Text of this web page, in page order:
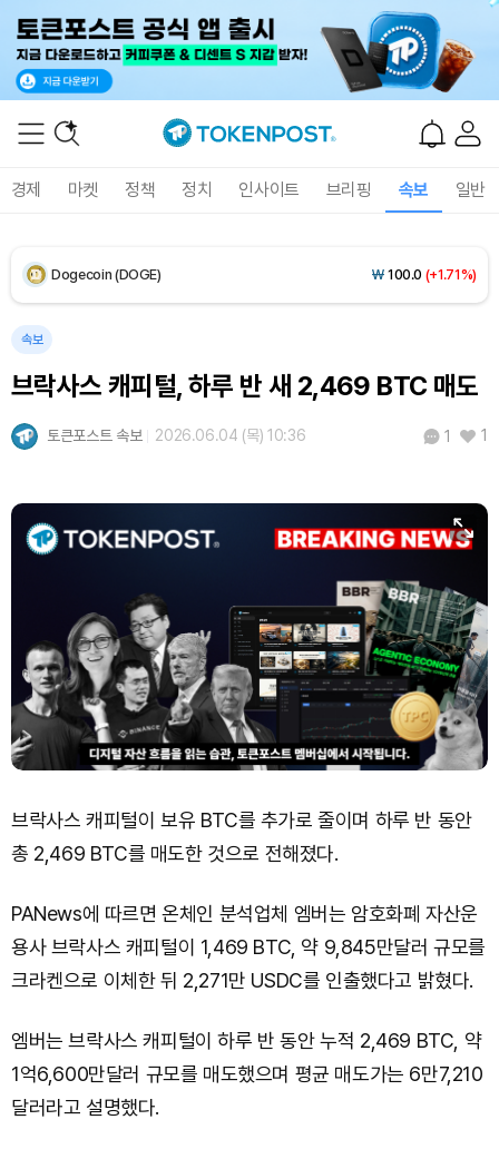
경제 마켓 정책 정치 인사이트 브리핑 속보 일반
XRP (XRP) ₩1,472(+1.81%)
Dogecoin (DOGE) ₩ 100.0 (+1.71%)
속보
브락사스 캐피털, 하루 반 새 2,469 BTC 매도
토큰포스트 속보 2026.06.04 (목) 10:36 1 1
브락사스 캐피털이 보유 BTC를 추가로 줄이며 하루 반 동안
총 2,469 BTC를 매도한 것으로 전해졌다.
PANews에 따르면 온체인 분석업체 엠버는 암호화폐 자산운
용사 브락사스 캐피털이 1,469 BTC, 약 9,845만달러 규모를
크라켄으로 이체한 뒤 2,271만 USDC를 인출했다고 밝혔다.
엠버는 브락사스 캐피털이 하루 반 동안 누적 2,469 BTC, 약
1억6,600만달러 규모를 매도했으며 평균 매도가는 6만7,210
달러라고 설명했다.